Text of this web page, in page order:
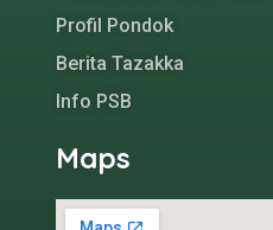
Profil Pondok
Berita Tazakka
Info PSB
Maps